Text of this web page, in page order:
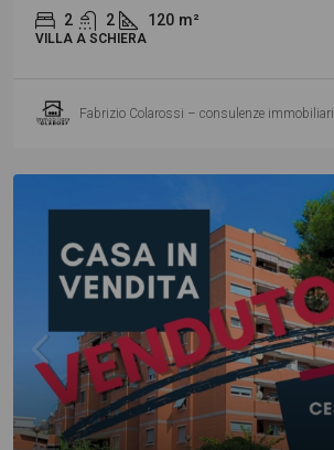
2 2 120 m²
VILLA A SCHIERA
Fabrizio Colarossi – consulenze immobiliari